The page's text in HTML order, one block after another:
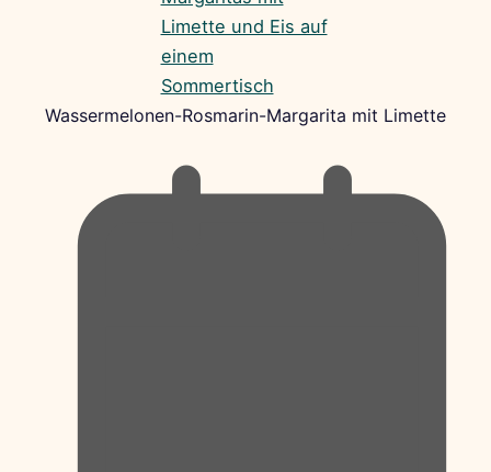
Wassermelonen-Rosmarin-Margarita mit Limette